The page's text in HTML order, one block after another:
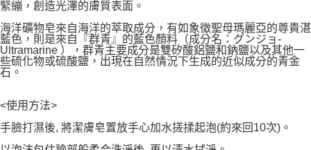
買賣價金債權讓與本公司後，依約使用本公司帳單繳交帳款。
資料（包含姓名、電話或地址）提供予台灣大哥大進項蒐集、處理及利用，
由本公司與您本人進行分期帳單所需資料之確認、核對及更正。
3.完整用戶服務條款，請詳閱以下連結：https://oppay.tw/userRule
後付繳納相關費用。
※ 交易是否成功請以「AFTEE先享後付 」之結帳頁面顯示為準，若有關於
是否繳費成功／繳費後需取消欲退款等相關疑問，請聯繫「AFTEE先享後付
客戶支援中心」 https://netprotections.freshdesk.com/support/home
【注意事項】
易，需依本服務之必要範圍內提供個人資料，並將交易相關給付款項請求債
權轉讓予恩沛科技股份有限公司。
２．關於個人資料處理事宜，請瀏覽以下網址：
京站台北店客服中心(1F星巴克旁) 即日起不提供京站紙袋，取件時
請自備購物袋，若需購買紙袋可現場詢問
免運費
緊繃，創造光澤的膚質表面。
海洋礦物皂來自海洋的萃取成分，有如象徵聖母瑪麗亞的尊貴湛
藍色，則是來自『群青』的藍色顏料（成分名：グンジョ-
Ultramarine ），群青主要成分是雙矽酸鋁鹽和鈉鹽以及其他一
些硫化物或硫酸鹽，出現在自然情況下生成的近似成分的青金
石。
<使用方法>
手臉打濕後, 將潔膚皂置放手心加水搓揉起泡(約來回10次)。